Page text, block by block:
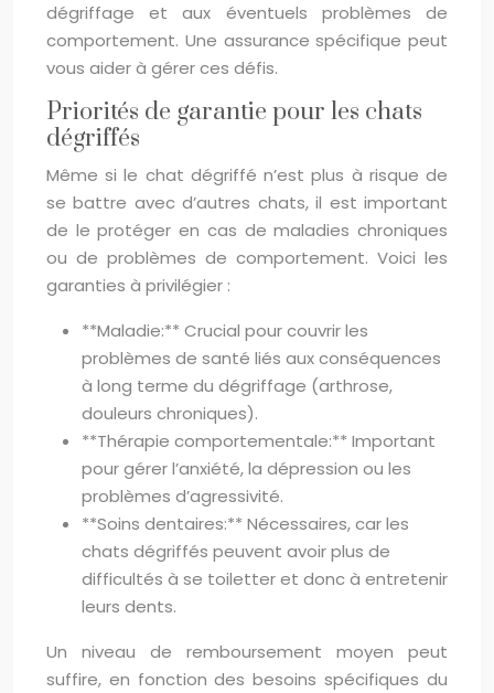
dégriffage et aux éventuels problèmes de
comportement. Une assurance spécifique peut
vous aider à gérer ces défis.
Priorités de garantie pour les chats
dégriffés
Même si le chat dégriffé n’est plus à risque de
se battre avec d’autres chats, il est important
de le protéger en cas de maladies chroniques
ou de problèmes de comportement. Voici les
garanties à privilégier :
**Maladie:** Crucial pour couvrir les
problèmes de santé liés aux conséquences
à long terme du dégriffage (arthrose,
douleurs chroniques).
**Thérapie comportementale:** Important
pour gérer l’anxiété, la dépression ou les
problèmes d’agressivité.
**Soins dentaires:** Nécessaires, car les
chats dégriffés peuvent avoir plus de
difficultés à se toiletter et donc à entretenir
leurs dents.
Un niveau de remboursement moyen peut
suffire, en fonction des besoins spécifiques du